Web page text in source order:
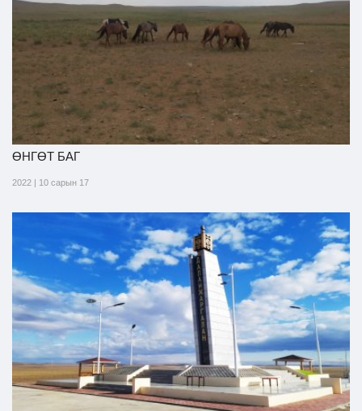
ӨНГӨТ БАГ
2022 | 10 сарын 17